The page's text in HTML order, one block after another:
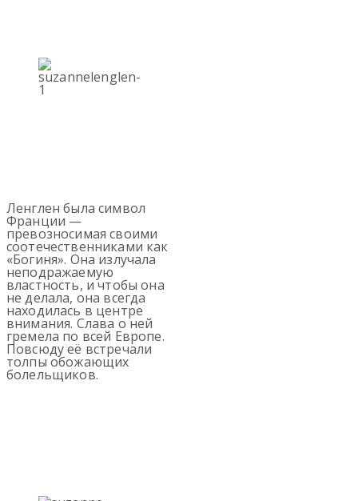
Ленглен была символ
Франции —
превозносимая своими
соотечественниками как
«Богиня». Она излучала
неподражаемую
властность, и чтобы она
не делала, она всегда
находилась в центре
внимания. Слава о ней
гремела по всей Европе.
Повсюду её встречали
толпы обожающих
болельщиков.